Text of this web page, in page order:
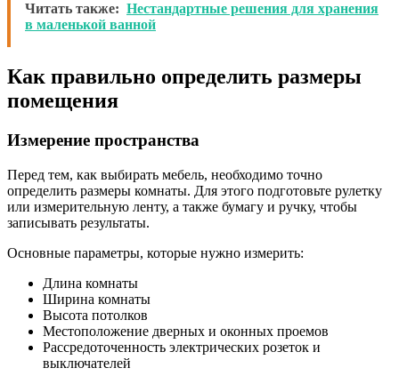
Читать также: Нестандартные решения для хранения
в маленькой ванной
Как правильно определить размеры
помещения
Измерение пространства
Перед тем, как выбирать мебель, необходимо точно
определить размеры комнаты. Для этого подготовьте рулетку
или измерительную ленту, а также бумагу и ручку, чтобы
записывать результаты.
Основные параметры, которые нужно измерить:
Длина комнаты
Ширина комнаты
Высота потолков
Местоположение дверных и оконных проемов
Рассредоточенность электрических розеток и
выключателей